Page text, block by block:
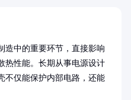
造中的重要环节，直接影响
热性能。长期从事电源设计
不仅能保护内部电路，还能